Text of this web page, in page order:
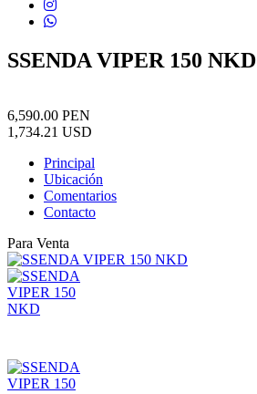
SSENDA VIPER 150 NKD
6,590.00 PEN
1,734.21 USD
Principal
Ubicación
Comentarios
Contacto
Para Venta